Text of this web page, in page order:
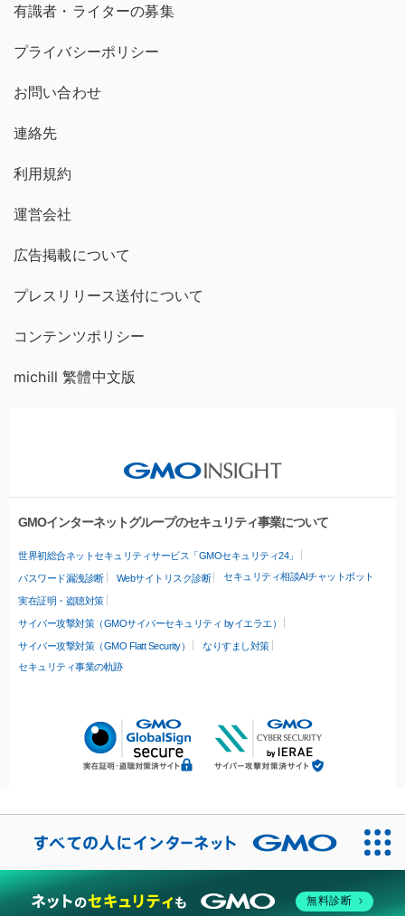
有識者・ライターの募集
プライバシーポリシー
お問い合わせ
連絡先
利用規約
運営会社
広告掲載について
プレスリリース送付について
コンテンツポリシー
michill 繁體中文版
GMOインターネットグループのセキュリティ事業について
世界初総合ネットセキュリティサービス「GMOセキュリティ24」
パスワード漏洩診断 Webサイトリスク診断 セキュリティ相談AIチャットボット
実在証明・盗聴対策
サイバー攻撃対策（GMOサイバーセキュリティ byイエラエ）
サイバー攻撃対策（GMO Flatt Security）
なりすまし対策
セキュリティ事業の軌跡
無料診断